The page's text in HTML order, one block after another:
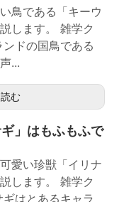
鳥である「キーウ
します。 雑学ク
ドの国鳥である
...
む
」はもふもふで
愛い珍獣「イリナ
します。 雑学ク
はとあるキャラ